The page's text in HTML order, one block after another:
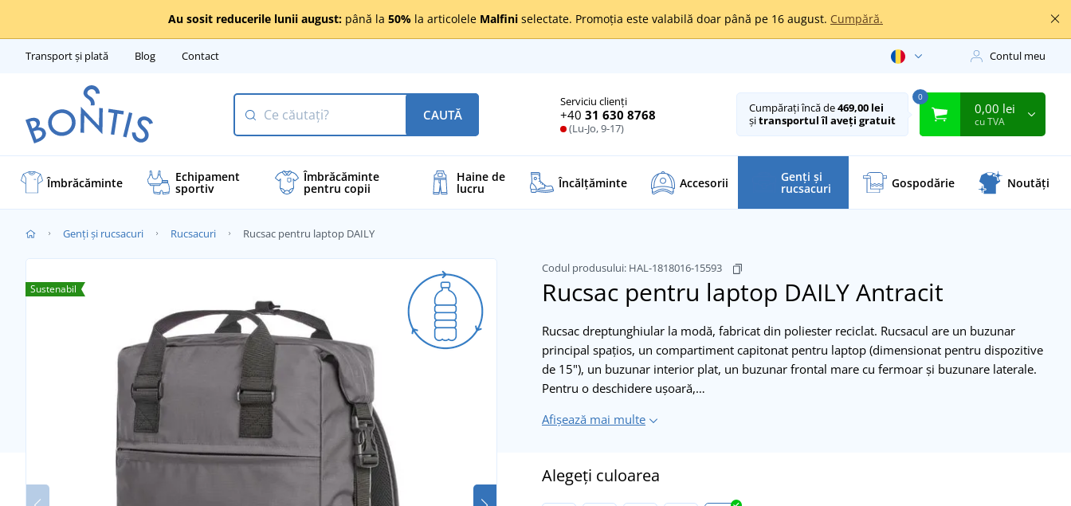
Au sosit reducerile lunii august: până la 50% la articolele Malfini selectate. Promoția este valabilă doar până pe 16 august. Cumpără.
Transport și plată Blog Contact Contul meu
Serviciu clienți
+40 31 630 8768
(Lu-Jo, 9-17)
CAUTĂ Cumpărați încă de469,00 lei
șitransportul îl aveți gratuit
0
0,00 lei
cu TVA
Îmbrăcăminte Echipament
sportiv
Îmbrăcăminte
pentru copii
Haine de
lucru Încălţăminte Accesorii Genți și
rucsacuri Gospodărie Noutăți
Genți și rucsacuri Rucsacuri Rucsac pentru laptop DAILY
Codul produsului: HAL-1818016-15593
Rucsac pentru laptop DAILYAntracit
Sustenabil
Rucsac dreptunghiular la modă, fabricat din poliester reciclat. Rucsacul are un buzunar
principal spațios, un compartiment capitonat pentru laptop (dimensionat pentru dispozitive
de 15"), un buzunar interior plat, un buzunar frontal mare cu fermoar și buzunare laterale.
Pentru o deschidere ușoară,…
Afișează mai multe
Alegeți culoarea